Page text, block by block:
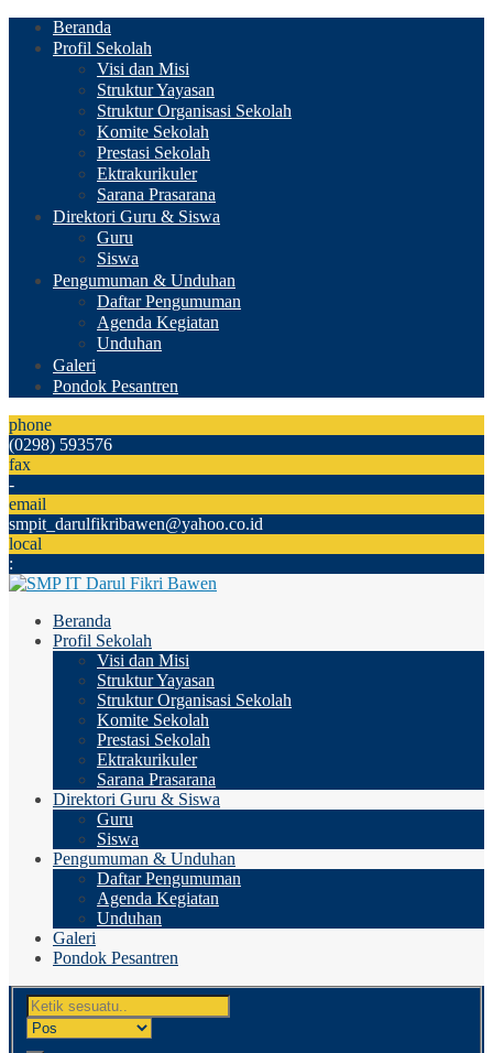
Beranda
Profil Sekolah
Visi dan Misi
Struktur Yayasan
Struktur Organisasi Sekolah
Komite Sekolah
Prestasi Sekolah
Ektrakurikuler
Sarana Prasarana
Direktori Guru & Siswa
Guru
Siswa
Pengumuman & Unduhan
Daftar Pengumuman
Agenda Kegiatan
Unduhan
Galeri
Pondok Pesantren
phone
(0298) 593576
fax
-
email
smpit_darulfikribawen@yahoo.co.id
local
:
Beranda
Profil Sekolah
Visi dan Misi
Struktur Yayasan
Struktur Organisasi Sekolah
Komite Sekolah
Prestasi Sekolah
Ektrakurikuler
Sarana Prasarana
Direktori Guru & Siswa
Guru
Siswa
Pengumuman & Unduhan
Daftar Pengumuman
Agenda Kegiatan
Unduhan
Galeri
Pondok Pesantren